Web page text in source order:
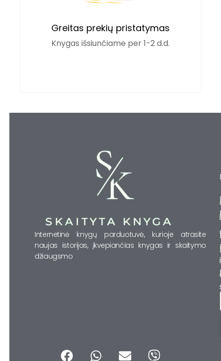
Greitas prekių pristatymas
Knygas išsiunčiame per 1-2 d.d.
Internetinė knygų parduotuvė, kurioje atrasite
naujas istorijas, įkvepiančias knygas ir skaitymo
džiaugsmo
F W E V